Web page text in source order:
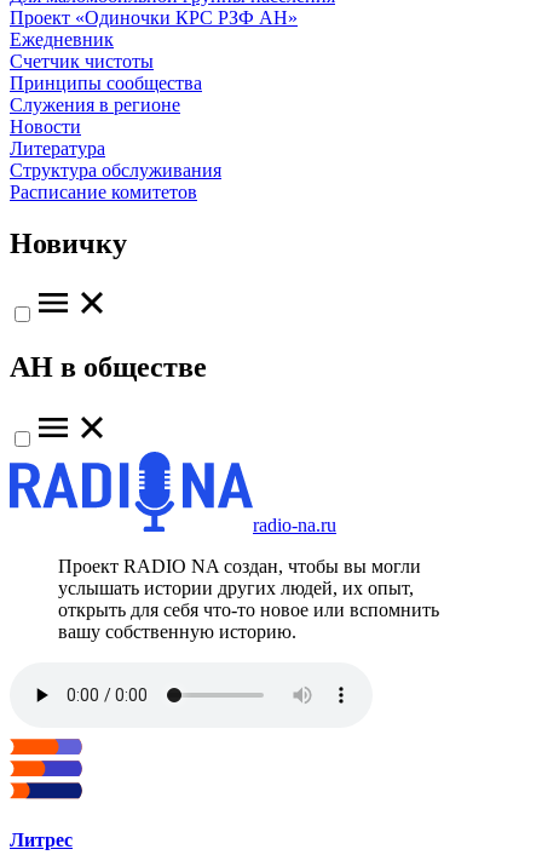
Проект «Одиночки КРС РЗФ АН»
Ежедневник
Счетчик чистоты
Принципы сообщества
Служения в регионе
Новости
Литература
Структура обслуживания
Расписание комитетов
Новичку
АН в обществе
radio-na.ru
Проект RADIO NA создан, чтобы вы могли
услышать истории других людей, их опыт,
открыть для себя что-то новое или вспомнить
вашу собственную историю.
Литрес